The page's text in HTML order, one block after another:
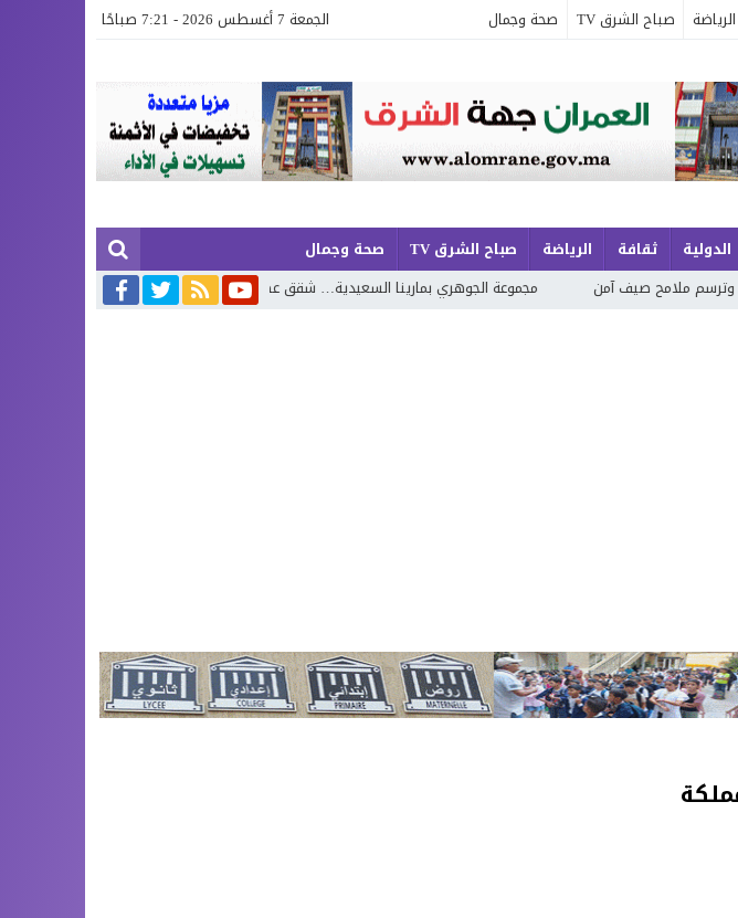
الرياضة صباح الشرق TV صحة وجمال الجمعة 7 أغسطس 2026 - 7:21 صباحًا
الدولية ثقافة الرياضة صباح الشرق TV
صحة وجمال
آمن مجموعة الجوهري بمارينا السعيدية… شقق عصرية وفيلات فاخرة بإطلالة تجمع البحر وروعة الطبيعة